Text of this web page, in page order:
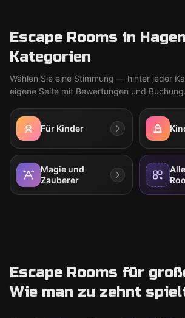
Escape Rooms in
Kategorien
Wählen Sie eine Stimmung — hinter jeder
eigene Seite mit Bewertungen und Buchung.
Für Kinder
Magie und
Zauberer
Escape Rooms für
Wie man zu zehnt